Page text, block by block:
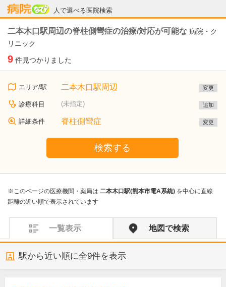
人で選べる医院検索
病院なび
二本木口駅周辺の脊柱側彎症の治療/対応が可能な 病院・ク
リニック
9 件見つかりました
エリア/駅 二本木口駅周辺 変更
診療科目 (未指定) 追加
詳細条件 脊柱側彎症 変更
検索する
※このページの医療機関・薬局は 二本木口駅(熊本市電A系統) を中心に直線
距離の近い順で表示されています
一覧表示 地図で検索
駅から近い順に全9件を表示